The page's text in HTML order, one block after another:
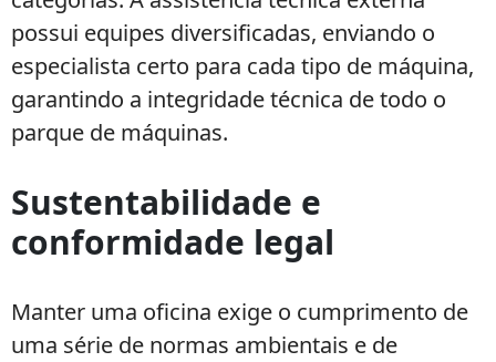
possui equipes diversificadas, enviando o
especialista certo para cada tipo de máquina,
garantindo a integridade técnica de todo o
parque de máquinas.
Sustentabilidade e
conformidade legal
Manter uma oficina exige o cumprimento de
uma série de normas ambientais e de